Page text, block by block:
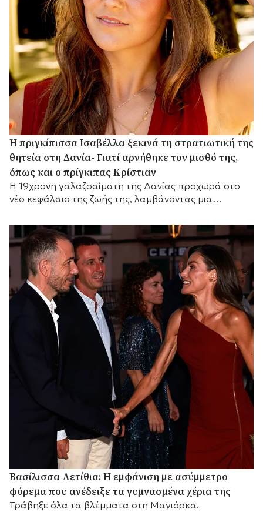
Η πριγκίπισσα Ισαβέλλα ξεκινά τη στρατιωτική της
θητεία στη Δανία- Γιατί αρνήθηκε τον μισθό της,
όπως και ο πρίγκιπας Κρίστιαν
Η 19χρονη γαλαζοαίματη της Δανίας προχωρά στο
νέο κεφάλαιο της ζωής της, λαμβάνοντας μια
απολαβές.
Βασίλισσα Λετίθια: Η εμφάνιση με ασύμμετρο
φόρεμα που ανέδειξε τα γυμνασμένα χέρια της
Τράβηξε όλα τα βλέμματα στη Μαγιόρκα.